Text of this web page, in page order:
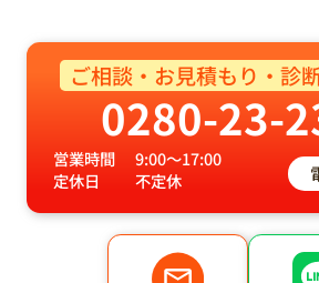
ご相談・お見積もり・診
0280-23-
営業時間
9:00～17:00
定休日
不定休